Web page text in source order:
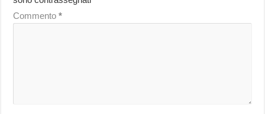
Commento*